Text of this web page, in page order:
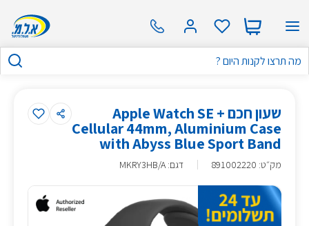
שעון חכם Apple Watch SE +
Cellular 44mm, Aluminium Case
with Abyss Blue Sport Band
מק״ט:
891002220 דגם: MKRY3HB/A